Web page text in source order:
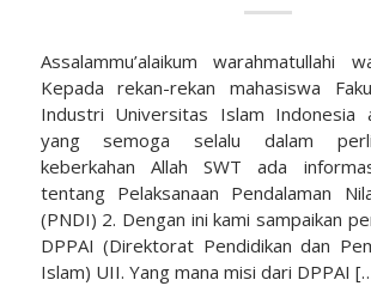
Assalammu’alaikum warahmatullahi
Kepada rekan-rekan mahasiswa
Industri Universitas Islam Indonesia
yang semoga selalu dalam
keberkahan Allah SWT ada
tentang Pelaksanaan Pendalaman
(PNDI) 2. Dengan ini kami sampaikan
DPPAI (Direktorat Pendidikan dan
Islam) UII. Yang mana misi dari DPPAI